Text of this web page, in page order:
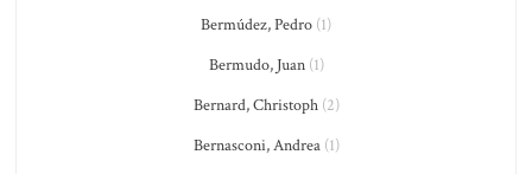
Bermúdez, Pedro (1)
Bermudo, Juan(1)
Bernard, Christoph(2)
Bernasconi, Andrea(1)